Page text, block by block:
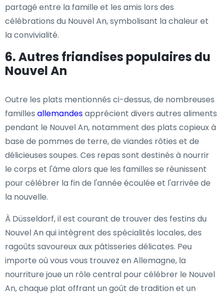
partagé entre la famille et les amis lors des
célébrations du Nouvel An, symbolisant la chaleur et
la convivialité.
6. Autres friandises populaires du
Nouvel An
Outre les plats mentionnés ci-dessus, de nombreuses
familles allemandesapprécient divers autres aliments
pendant le Nouvel An, notamment des plats copieux à
base de pommes de terre, de viandes rôties et de
délicieuses soupes. Ces repas sont destinés à nourrir
le corps et l'âme alors que les familles se réunissent
pour célébrer la fin de l'année écoulée et l'arrivée de
la nouvelle.
À Düsseldorf, il est courant de trouver des festins du
Nouvel An qui intègrent des spécialités locales, des
ragoûts savoureux aux pâtisseries délicates. Peu
importe où vous vous trouvez en Allemagne, la
nourriture joue un rôle central pour célébrer le Nouvel
An, chaque plat offrant un goût de tradition et un